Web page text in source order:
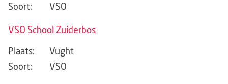
Soort:
VSO
VSO School Zuiderbos
Plaats:
Vught
Soort:
VSO